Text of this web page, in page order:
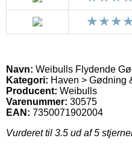
Navn: Weibulls Flydende
Kategori: Haven > Gødning
Producent: Weibulls
Varenummer: 30575
EAN: 7350071902004
Vurderet til 3.5 ud af 5